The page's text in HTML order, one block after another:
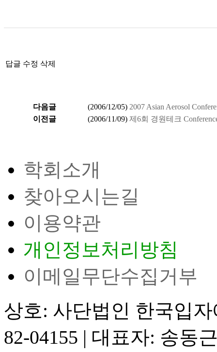
답글 수정 삭제
다음글 (2006/12/05) 2007 Asian Aerosol
이전글
(2006/11/09) 제6회 경원테크
학회소개
찾아오시는길
이용약관
개인정보처리방침
이메일무단수집거부
상호: 사단법인 한국입
82-04155 | 대표자: 송동